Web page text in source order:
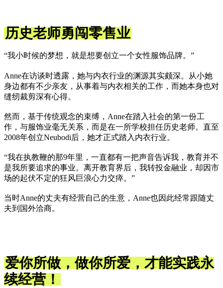
历史老师勇闯零售业
“我小时候的梦想，就是想要创立一个女性服饰品牌。”
Anne在访谈时透露，她与内衣行业的渊源其实颇深。从小她
身边都有不少亲友，从事着与内衣相关的工作，而她本身也对
缝纫裁剪深有心得。
然而，基于传统观念的束缚，Anne在踏入社会的第一份工
作，与服饰业毫无关系，而是在一所学校担任历史老师。直至
2008年创立Neubodi后，她才正式踏入内衣行业。
“我在执教鞭的那9年里，一直都有一把声音告诉我，教育并不
是我所要追求的事业。离开教育界后，我转投金融业，却因市
场的起伏不定的狂风巨浪心力交瘁。”
当时Anne的丈夫有经营自己的生意，Anne也因此经常跟随丈
夫到国外洽商。
爱你所做，做你所爱，才能实践永
续经营！